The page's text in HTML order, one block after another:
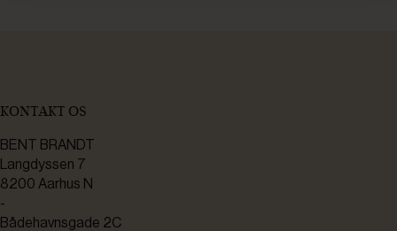
KONTAKT OS
BENT BRANDT
Langdyssen 7
8200 Aarhus N
-
Bådehavnsgade 2C